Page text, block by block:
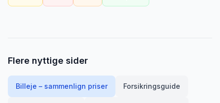
Flere nyttige sider
Billeje – sammenlign priser Forsikringsguide